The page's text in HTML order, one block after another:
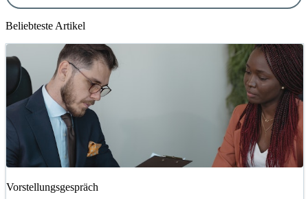
Beliebteste Artikel
Vorstellungsgespräch